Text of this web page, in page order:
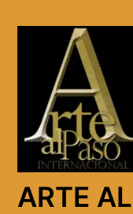
ARTE